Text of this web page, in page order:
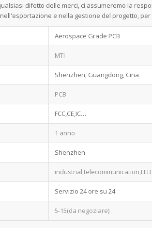
difetto delle merci, ci assumeremo la
e nella gestione del progetto, per
Aerospace Grade PCB
MTI
Shenzhen, Guangdong, Cina
PCB
FCC,CE,IC…
1 anno
Shenzhen
Servizio 24 ore su 24
5-15(da negoziare)